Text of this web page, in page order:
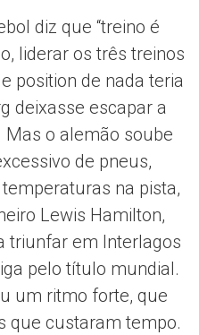
diz que “treino é
liderar os três treinos
position de nada teria
deixasse escapar a
Mas o alemão soube
de pneus,
na pista,
Lewis Hamilton,
triunfar em Interlagos
pelo título mundial.
um ritmo forte, que
que custaram tempo.